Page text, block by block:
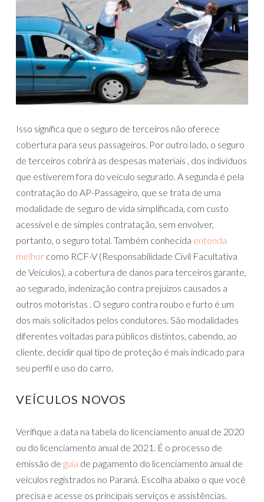
Isso significa que o seguro de terceiros não oferece
cobertura para seus passageiros. Por outro lado, o seguro
de terceiros cobrirá as despesas materiais , dos indivíduos
que estiverem fora do veículo segurado. A segunda é pela
contratação do AP-Passageiro, que se trata de uma
modalidade de seguro de vida simplificada, com custo
acessível e de simples contratação, sem envolver,
portanto, o seguro total. Também conhecida entenda
melhor como RCF-V (Responsabilidade Civil Facultativa
de Veículos), a cobertura de danos para terceiros garante,
ao segurado, indenização contra prejuízos causados a
outros motoristas . O seguro contra roubo e furto é um
dos mais solicitados pelos condutores. São modalidades
diferentes voltadas para públicos distintos, cabendo, ao
cliente, decidir qual tipo de proteção é mais indicado para
seu perfil e uso do carro.
VEÍCULOS NOVOS
Verifique a data na tabela do licenciamento anual de 2020
ou do licenciamento anual de 2021. É o processo de
emissão de guia de pagamento do licenciamento anual de
veículos registrados no Paraná. Escolha abaixo o que você
precisa e acesse os principais serviços e assistências.